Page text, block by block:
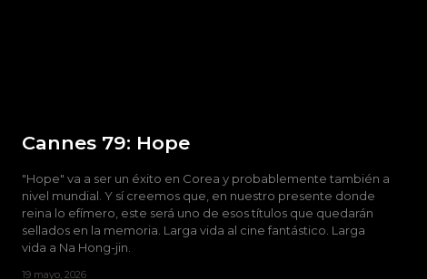
Cannes 79: Hope
"Hope" va a ser un éxito en Corea y probablemente también a
nivel mundial. Y sí creemos que, en nuestro presente donde
reina lo efímero, este será uno de esos títulos que quedarán
sellados en la memoria. Larga vida al cine fantástico. Larga
vida a Na Hong-jin.
19 mayo, 2026